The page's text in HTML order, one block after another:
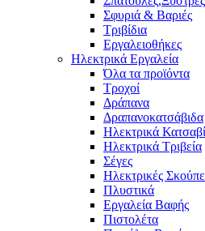
Σφυριά & Βαριές
Τριβίδια
Εργαλειοθήκες
Ηλεκτρικά Εργαλεία
Όλα τα προϊόντα
Τροχοί
Δράπανα
Δραπανοκατσάβιδα
Ηλεκτρικά
Ηλεκτρικά Τριβεία
Σέγες
Ηλεκτρικές
Πλυστικά
Εργαλεία Βαφής
Πιστολέτα